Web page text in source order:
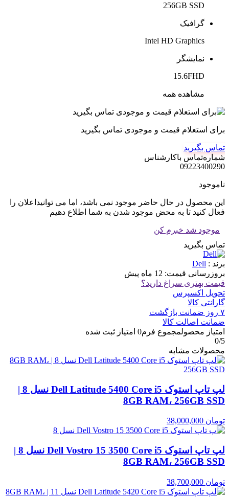
256GB SSD
گرافیک
Intel HD Graphics
نمایشگر
15.6FHD
مشاهده همه
برای استعلام قیمت و موجودی تماس بگیرید
تماس بگیرید
شماره‌تماس‌ با‌کارشناس
09223400290
ناموجود
این محصول در حال حاضر موجود نمی باشد، اما می توانیداعلان را
فعال کنید تا به محض موجود شدن به شما اطلاع دهیم
موجود شد خبرم کن
تماس بگیرید
برند : Dell
بروزرسانی قیمت: 12 ماه پیش
قیمت بهتری سراغ دارید؟
تحویل اکسپرس
گارانتی کالا
۷ روز ضمانت بازگشت
ضمانت اصالت کالا
امتیاز محصولمجموع فرم0 امتیاز ثبت شده
0/5
محصولات مشابه
لپ تاپ استوک Dell Latitude 5400 Core i5 نسل 8 |
8GB RAM، 256GB SSD
تومان
لپ تاپ استوک Dell Vostro 15 3500 Core i5 نسل 8 |
8GB RAM، 256GB SSD
تومان